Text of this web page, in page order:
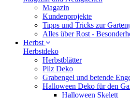
Magazin
Kundenprojekte
Tipps und Tricks zur
Alles über Rost -
Herbst
Herbstdeko
Herbstblätter
Pilz Deko
Grabengel und betende
Halloween Deko für den
Halloween Skelett